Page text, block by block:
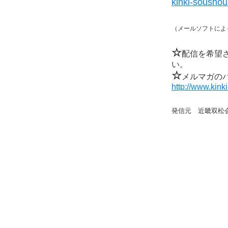
kinki-
（メールソフトに
☆配信を希望
い。
☆ メルマガの
http://
発信元 近畿双松